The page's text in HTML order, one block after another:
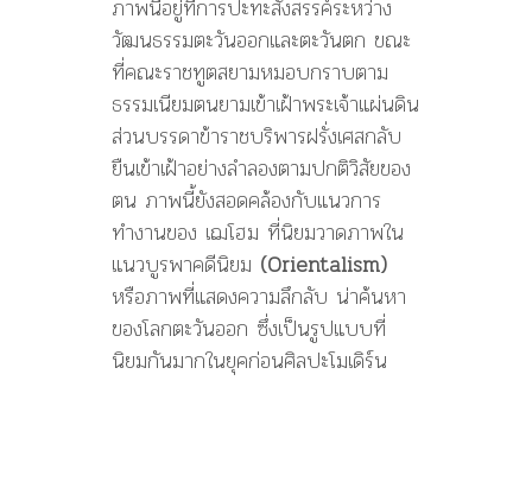
ภาพนี้อยู่ที่การปะทะสังสรรค์ระหว่าง
วัฒนธรรมตะวันออกและตะวันตก ขณะ
ที่คณะราชทูตสยามหมอบกราบตาม
ธรรมเนียมตนยามเข้าเฝ้าพระเจ้าแผ่นดิน
ส่วนบรรดาข้าราชบริพารฝรั่งเศสกลับ
ยืนเข้าเฝ้าอย่างลำลองตามปกติวิสัยของ
ตน ภาพนี้ยังสอดคล้องกับแนวการ
ทำงานของ เฌโฮม ที่นิยมวาดภาพใน
แนวบูรพาคดีนิยม (Orientalism)
หรือภาพที่แสดงความลึกลับ น่าค้นหา
ของโลกตะวันออก ซึ่งเป็นรูปแบบที่
นิยมกันมากในยุคก่อนศิลปะโมเดิร์น